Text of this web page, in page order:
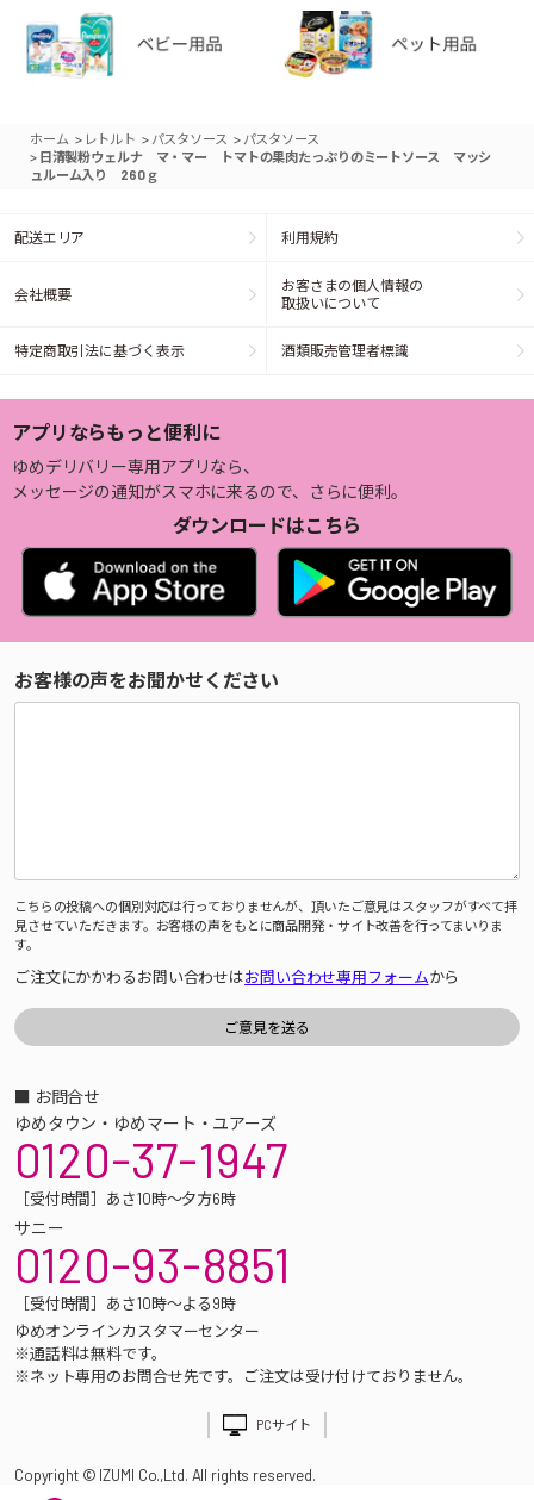
ホーム > レトルト > パスタソース > パスタソース
> 日清製粉ウェルナ マ・マー トマトの果肉たっぷりのミートソース マッシ
ュルーム入り 260ｇ
配送エリア 利用規約
会社概要
お客さまの個人情報の
取扱いについて
特定商取引法に基づく表示 酒類販売管理者標識
アプリならもっと便利に
ゆめデリバリー専用アプリなら、
メッセージの通知がスマホに来るので、さらに便利。
ダウンロードはこちら
お客様の声をお聞かせください
こちらの投稿への個別対応は行っておりませんが、頂いたご意見はスタッフがすべて拝
見させていただきます。お客様の声をもとに商品開発・サイト改善を行ってまいりま
す。
ご注文にかかわるお問い合わせはお問い合わせ専用フォームから
■ お問合せ
ゆめタウン・ゆめマート・ユアーズ
0120-37-1947
［受付時間］あさ10時～夕方6時
サニー
0120-93-8851
［受付時間］あさ10時～よる9時
ゆめオンラインカスタマーセンター
※通話料は無料です。
※ネット専用のお問合せ先です。ご注文は受け付けておりません。
PCサイト
Copyright © IZUMI Co.,Ltd. All rights reserved.